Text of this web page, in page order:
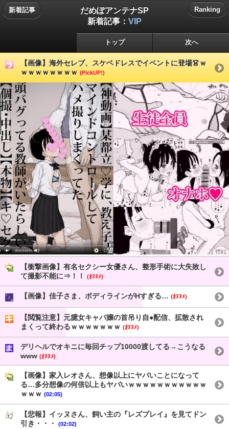
新着記事
だめぽアンテナSP
新着記事： VIP
Ranking
トップ 次へ
【画像】海外セレブ、スケベドレスでイベントに登場👗ｗ
ｗｗｗｗｗｗｗｗ (PickUP!)
【衝撃画像】有名セクシー女優さん、整形手術に大失敗し
て撮影不能に⇒！！
(ｵﾇﾇﾒ)
【画像】佳子さま、ボディラインがHすぎる… (ｵﾇﾇﾒ)
【閲覧注意】元臆女キャバ嬢の首吊り自●配信、拡散され
まくって終わるｗｗｗｗｗｗｗ (ｵﾇﾇﾒ)
デリヘルでオキニに毎回チップ10000渡してる→こうなる
www (ｵﾇﾇﾒ)
【画像】家入レオさん、想像以上にヤバいことになって
る…多分想像の何倍以上もヤバいｗｗｗｗｗｗｗｗｗｗｗ
ｗｗｗ (02:05)
【悲報】イッヌさん、飼い主の『レズプレイ』を見てドン
引き・・・
(02:02)